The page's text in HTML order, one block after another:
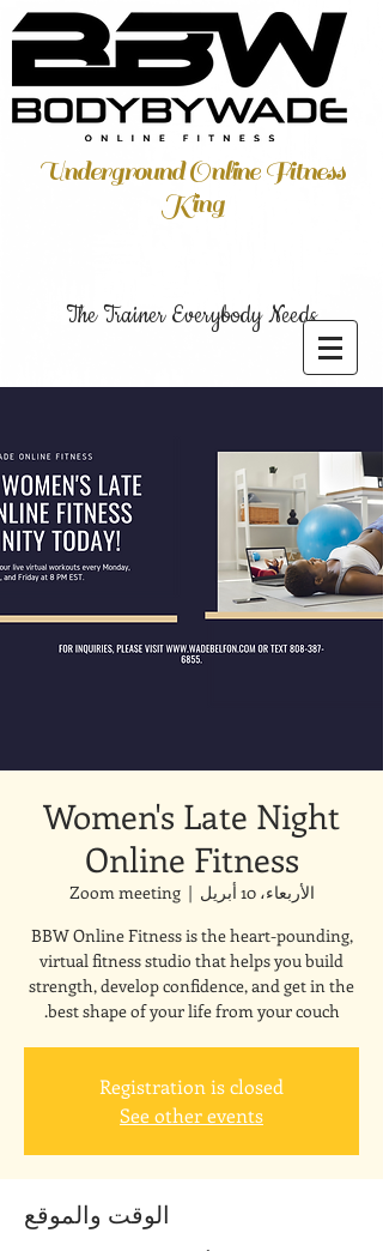
Underground Online Fitness
King
The Trainer Everybody Needs
Women's Late Night
Online Fitness
الأربعاء، 10 أبريل
  |
Zoom meeting
BBW Online Fitness is the heart-pounding,
virtual fitness studio that helps you build
strength, develop confidence, and get in the
best shape of your life from your couch.
Registration is closed
See other events
الوقت والموقع